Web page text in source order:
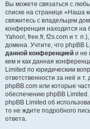
Вы можете связаться с
списке на странице «Наша
свяжитесь с владельцем
конференция находится на
Yahoo!, free.fr, f2s.com и т.
домена. Учтите, что phpBB
данной конференцией и не
кем и как данная
Limited по юридическим
ответственности за неё и т.
phpBB.com или которые
обеспечению phpBB
phpBB Limited об
то не ждите подробного
ответа.